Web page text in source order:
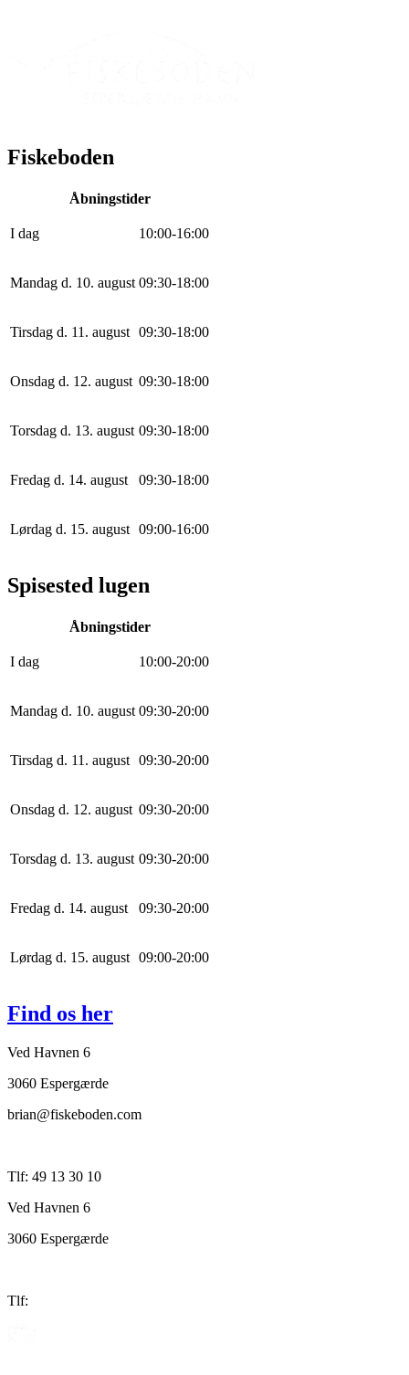
Fiskeboden
Åbningstider
I dag 10:00-16:00
Mandag d. 10. august 09:30-18:00
Tirsdag d. 11. august 09:30-18:00
Onsdag d. 12. august 09:30-18:00
Torsdag d. 13. august 09:30-18:00
Fredag d. 14. august 09:30-18:00
Lørdag d. 15. august 09:00-16:00
Spisested lugen
Åbningstider
I dag 10:00-20:00
Mandag d. 10. august 09:30-20:00
Tirsdag d. 11. august 09:30-20:00
Onsdag d. 12. august 09:30-20:00
Torsdag d. 13. august 09:30-20:00
Fredag d. 14. august 09:30-20:00
Lørdag d. 15. august 09:00-20:00
Find os her
Ved Havnen 6
3060 Espergærde
brian@fiskeboden.com
Tlf: 49 13 30 10
Ved Havnen 6
3060 Espergærde
Tlf: